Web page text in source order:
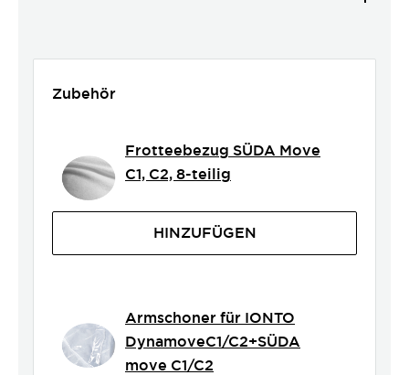
Zubehör
Frotteebezug SÜDA Move
C1, C2, 8-teilig
HINZUFÜGEN
Armschoner für IONTO
DynamoveC1/C2+SÜDA
move C1/C2